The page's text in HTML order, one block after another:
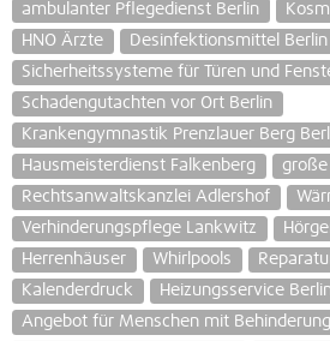
ambulanter Pflegedienst Berlin
HNO Ärzte
Desinfektionsmittel Berlin
Sicherheitssysteme für Türen und
Schadengutachten vor Ort Berlin
Krankengymnastik Prenzlauer Berg
Hausmeisterdienst Falkenberg
Rechtsanwaltskanzlei Adlershof
Verhinderungspflege Lankwitz
Herrenhäuser
Whirlpools
Kalenderdruck
Heizungsservice
Angebot für Menschen mit